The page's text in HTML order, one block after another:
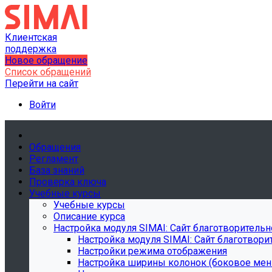
Клиентская
поддержка
Новое обращение
Список обращений
Перейти на сайт
Войти
Обращения
Регламент
База знаний
Проверка ключа
Учебные курсы
Учебные курсы
Описание курса
Настройка модуля SIMAI: Сайт
Настройка модуля SIMAI: Сайт
Настройки режима отображения
Настройка ширины колонок (боковое